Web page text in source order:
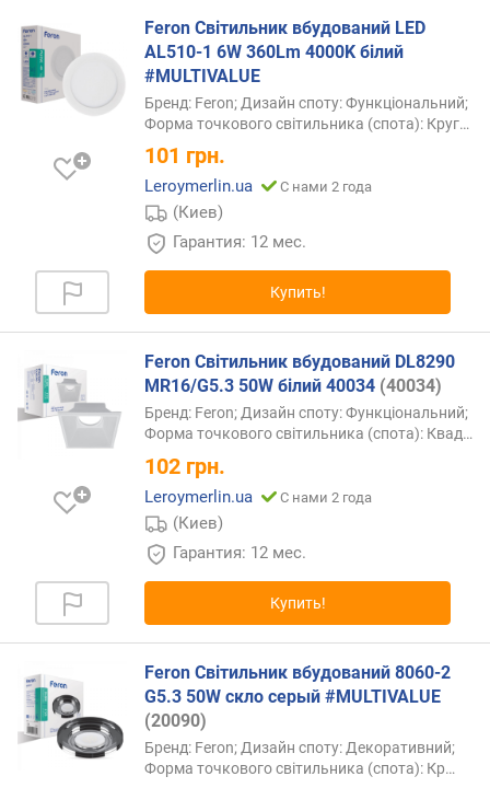
)
п
о
ф
(
Z
A
)
Feron Світильник вбудований LED
AL510-1 6W 360Lm 4000K білий
#MULTIVALUE
Бренд: Feron; Дизайн споту: Функціональний;
Форма точкового світильника (спота): Круг…
101 грн.
Leroymerlin.ua С нами 2 года
(Киев)
Гарантия: 12 мес.
Купить!
Feron Світильник вбудований DL8290
MR16/G5.3 50W білий 40034 (40034)
Бренд: Feron; Дизайн споту: Функціональний;
Форма точкового світильника (спота): Квад…
102 грн.
Leroymerlin.ua С нами 2 года
(Киев)
Гарантия: 12 мес.
Купить!
Feron Світильник вбудований 8060-2
G5.3 50W скло серый #MULTIVALUE
(20090)
Бренд: Feron; Дизайн споту: Декоративний;
Форма точкового світильника (спота): Кр…